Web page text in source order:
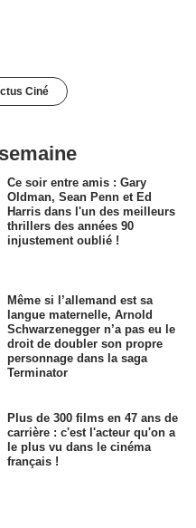
Ciné
Ce soir entre amis : Gary
Oldman, Sean Penn et Ed
Harris dans l'un des meilleurs
thrillers des années 90
injustement oublié !
Même si l’allemand est sa
langue maternelle, Arnold
Schwarzenegger n’a pas eu le
droit de doubler son propre
personnage dans la saga
Terminator
Plus de 300 films en 47 ans de
carrière : c'est l'acteur qu'on a
le plus vu dans le cinéma
français !